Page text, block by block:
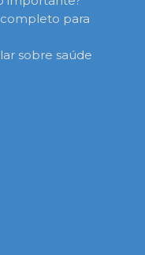
para
sobre saúde